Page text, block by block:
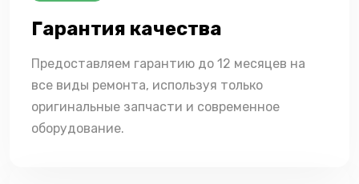
Гарантия качества
Предоставляем гарантию до 12 месяцев на
все виды ремонта, используя только
оригинальные запчасти и современное
оборудование.